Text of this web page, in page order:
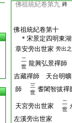
佛祖統紀卷第九 終
佛祖統紀卷第十
＊宋景定四明東
章安旁出世家 旁出
二
世 龍興弘景禪
吉藏禪師 天台明
師
三
世 耆闍智拔禪
天宮旁出世家
二
世
左溪旁出世家